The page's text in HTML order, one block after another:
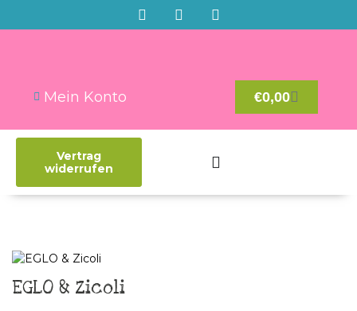
Mein Konto €0,00
Vertrag
widerrufen
EGLO & Zicoli